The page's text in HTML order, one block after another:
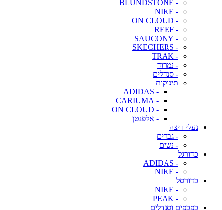
- BLUNDSTONE
- NIKE
- ON CLOUD
- REEF
- SAUCONY
- SKECHERS
- TRAK
- נמרוד
- סנדלים
תינוקות
- ADIDAS
- CARIUMA
- ON CLOUD
- אלפנטן
נעלי ריצה
- גברים
- נשים
כדורגל
- ADIDAS
- NIKE
כדורסל
- NIKE
- PEAK
כפכפים וסנדלים